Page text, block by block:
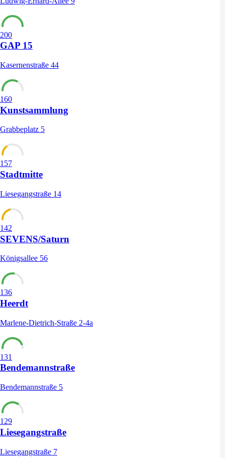
200
GAP 15
Kasernenstraße 44
160
Kunstsammlung
Grabbeplatz 5
157
Stadtmitte
Liesegangstraße 14
142
SEVENS/Saturn
Königsallee 56
136
Heerdt
Marlene-Dietrich-Straße 2-4a
131
Bendemannstraße
Bendemannstraße 5
129
Liesegangstraße
Liesegangstraße 7